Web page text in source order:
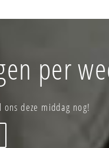
per
deze middag nog!